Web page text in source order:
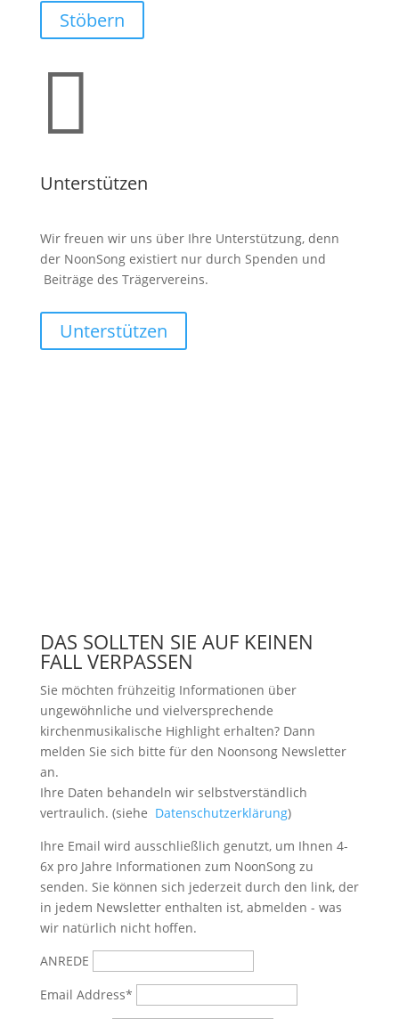
Stöbern

Unterstützen
Wir freuen wir uns über Ihre Unterstützung, denn
der NoonSong existiert nur durch Spenden und
Beiträge des Trägervereins.
Unterstützen
DAS SOLLTEN SIE AUF KEINEN
FALL VERPASSEN
Sie möchten frühzeitig Informationen über
ungewöhnliche und vielversprechende
kirchenmusikalische Highlight erhalten? Dann
melden Sie sich bitte für den Noonsong Newsletter
an.
Ihre Daten behandeln wir selbstverständlich
vertraulich. (siehe Datenschutzerklärung)
Ihre Email wird ausschließlich genutzt, um Ihnen 4-
6x pro Jahre Informationen zum NoonSong zu
senden. Sie können sich jederzeit durch den link, der
in jedem Newsletter enthalten ist, abmelden - was
wir natürlich nicht hoffen.
ANREDE
Email Address*